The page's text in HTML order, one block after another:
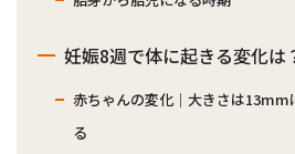
妊娠8週で体に起きる変化は
赤ちゃんの変化｜大きさは13mm
る